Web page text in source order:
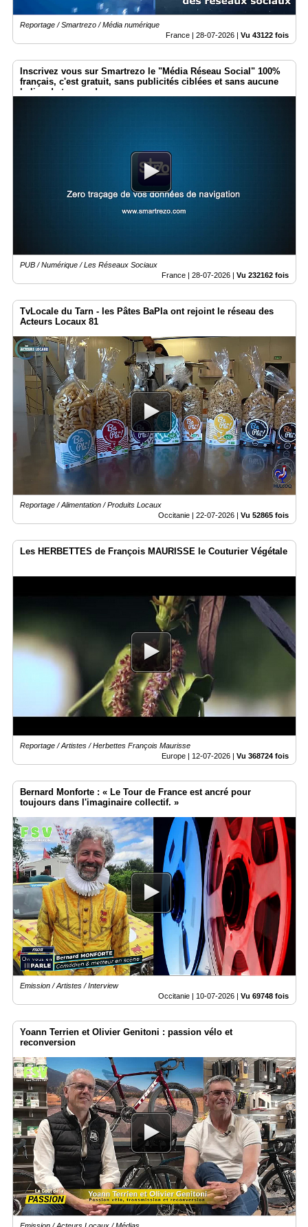
Reportage / Smartrezo / Média numérique
France | 28-07-2026 | Vu 43122 fois
Inscrivez vous sur Smartrezo le "Média Réseau Social" 100%
français, c'est gratuit, sans publicités ciblées et sans aucune
balise de traçage !
PUB / Numérique / Les Réseaux Sociaux
France | 28-07-2026 | Vu 232162 fois
TvLocale du Tarn - les Pâtes BaPla ont rejoint le réseau des
Acteurs Locaux 81
Reportage / Alimentation / Produits Locaux
Occitanie | 22-07-2026 Vu 52865 fois
Les HERBETTES de François MAURISSE le Couturier Végétale
Reportage / Artistes / Herbettes François Maurisse
Europe | 12-07-2026 | Vu 368724 fois
Bernard Monforte : « Le Tour de France est ancré pour
toujours dans l'imaginaire collectif. »
Emission / Artistes / Interview
Occitanie | 10-07-2026 | Vu 69748 fois
Yoann Terrien et Olivier Genitoni : passion vélo et
reconversion